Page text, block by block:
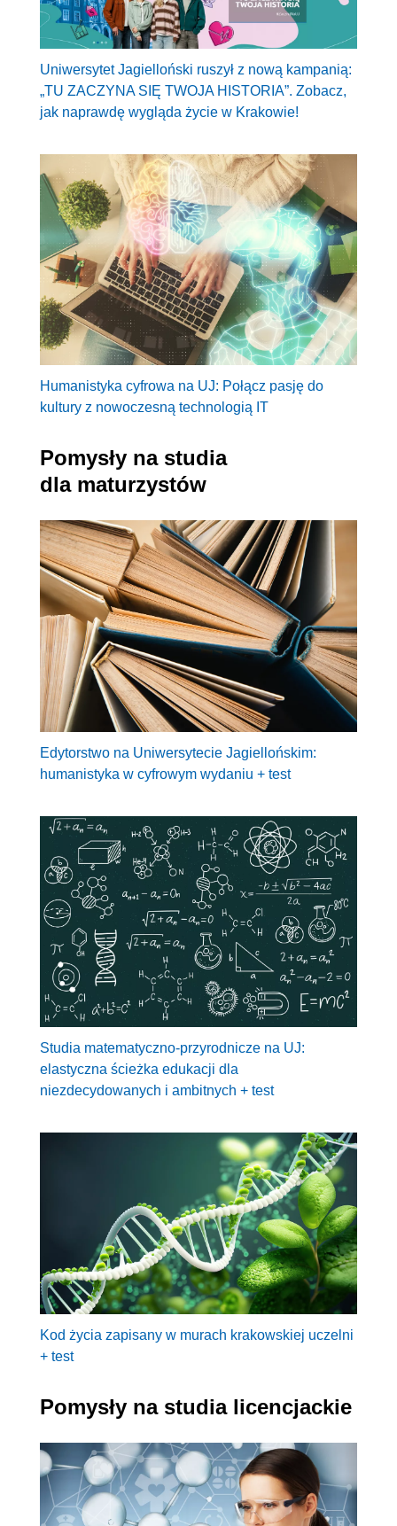
Uniwersytet Jagielloński ruszył z nową kampanią:
„TU ZACZYNA SIĘ TWOJA HISTORIA”. Zobacz,
jak naprawdę wygląda życie w Krakowie!
Humanistyka cyfrowa na UJ: Połącz pasję do
kultury z nowoczesną technologią IT
Pomysły na studia
dla maturzystów
Edytorstwo na Uniwersytecie Jagiellońskim:
humanistyka w cyfrowym wydaniu + test
Studia matematyczno-przyrodnicze na UJ:
elastyczna ścieżka edukacji dla
niezdecydowanych i ambitnych + test
Kod życia zapisany w murach krakowskiej uczelni
+ test
Pomysły na studia licencjackie